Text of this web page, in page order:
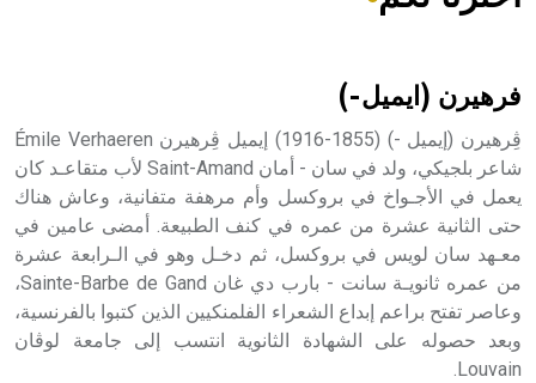
هل تعلم أن الأبسيد كلمة فرنسية اللفظ تم اعتمادها مصطلحاً
- هل تعلم أن أبجر Abgar اسم معروف جيداً يعود إلى عدد من
الملوك الذين حكموا مدينة إديسا (الرها) من أبجر الأول وحتى
التاسع، وهم ينتسبون إلى أسرة أوسروين
فرهيرن (ايميل-)
ڤِرهيرن (إيميل -) (1855-1916) إيميل ڤِرهيرن Émile Verhaeren
شاعر بلجيكي، ولد في سان - أمان Saint-Amand لأب متقاعـد كان
يعمل في الأجـواخ في بروكسل وأم مرهفة متفانية، وعاش هناك
حتى الثانية عشرة من عمره في كنف الطبيعة. أمضى عامين في
معـهد سان لويس في بروكسل، ثم دخـل وهو في الـرابعة عشرة
من عمره ثانويـة سانت - بارب دي غان Sainte-Barbe de Gand،
وعاصر تفتح براعم إبداع الشعراء الفلمنكيين الذين كتبوا بالفرنسية،
وبعد حصوله على الشهادة الثانوية انتسب إلى جامعة لوڤان
Louvain.